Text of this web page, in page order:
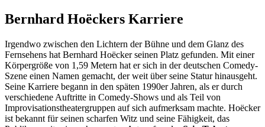
Bernhard Hoëckers Karriere
Irgendwo zwischen den Lichtern der Bühne und dem Glanz des
Fernsehens hat Bernhard Hoëcker seinen Platz gefunden. Mit einer
Körpergröße von 1,59 Metern hat er sich in der deutschen Comedy-
Szene einen Namen gemacht, der weit über seine Statur hinausgeht.
Seine Karriere begann in den späten 1990er Jahren, als er durch
verschiedene Auftritte in Comedy-Shows und als Teil von
Improvisationstheatergruppen auf sich aufmerksam machte. Hoëcker
ist bekannt für seinen scharfen Witz und seine Fähigkeit, das